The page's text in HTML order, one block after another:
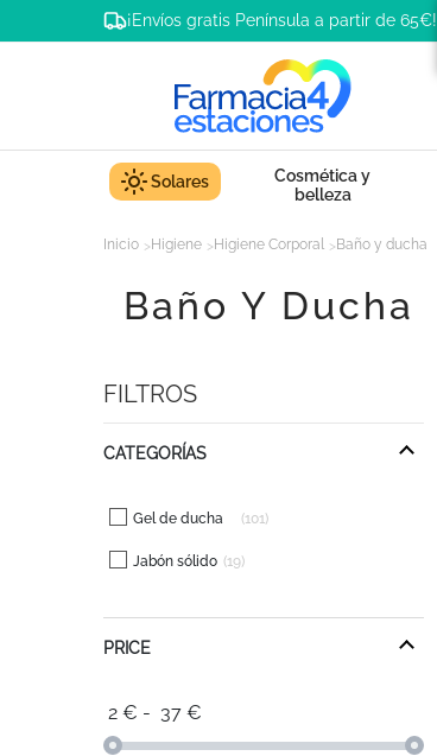
¡Envíos gratis Península a partir de 65€!
Solares
Cosmética y
belleza
Inicio Higiene Higiene Corporal Baño y ducha
Baño Y Ducha
FILTROS
CATEGORÍAS
Gel de ducha 101
Jabón sólido 19
PRICE
2 € - 37 €